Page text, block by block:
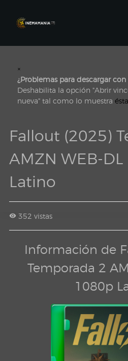
×
¿Problemas para descargar con
Deshabilita la opción "Abrir
nueva" tal como lo muestra
Fallout (2025)
AMZN WEB-
Latino
352 vistas
Información de
Temporada 2
1080p